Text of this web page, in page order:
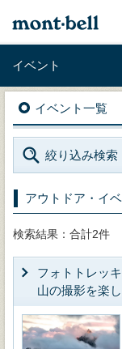
イベント
イベント一覧
絞り込み検索
アウトドア・イ
検索結果：合計2件
フォトトレッ
山の撮影を楽